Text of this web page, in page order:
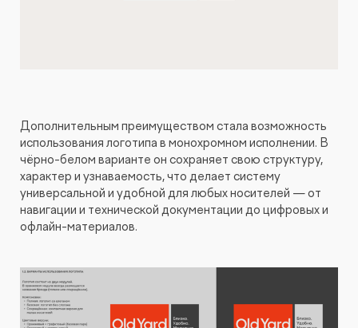
Дополнительным преимуществом стала возможность
использования логотипа в монохромном исполнении. В
чёрно-белом варианте он сохраняет свою структуру,
характер и узнаваемость, что делает систему
универсальной и удобной для любых носителей — от
навигации и технической документации до цифровых и
офлайн-материалов.